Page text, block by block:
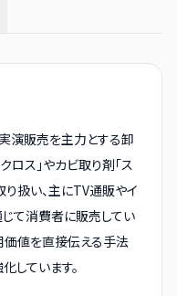
演販売を主力とする卸
ロス」やカビ取り剤「ス
扱い、主にTV通販やイ
じて消費者に販売してい
価値を直接伝える手法
しています。